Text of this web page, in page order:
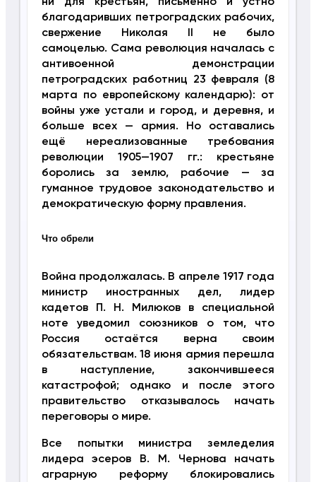
благодаривших петроградских рабочих,
свержение Николая II не было
самоцелью. Сама революция началась с
антивоенной демонстрации
петроградских работниц 23 февраля (8
марта по европейскому календарю): от
войны уже устали и город, и деревня, и
больше всех — армия. Но оставались
ещё нереализованные требования
революции 1905—1907 гг.: крестьяне
боролись за землю, рабочие — за
гуманное трудовое законодательство и
демократическую форму правления.
Что обрели
Война продолжалась. В апреле 1917 года
министр иностранных дел, лидер
кадетов П. Н. Милюков в специальной
ноте уведомил союзников о том, что
Россия остаётся верна своим
обязательствам. 18 июня армия перешла
в наступление, закончившееся
катастрофой; однако и после этого
правительство отказывалось начать
переговоры о мире.
Все попытки министра земледелия
лидера эсеров В. М. Чернова начать
аграрную реформу блокировались